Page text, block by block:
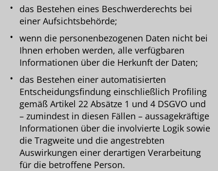
das Bestehen eines Beschwerderechts bei
einer Aufsichtsbehörde;
wenn die personenbezogenen Daten nicht bei
Ihnen erhoben werden, alle verfügbaren
Informationen über die Herkunft der Daten;
das Bestehen einer automatisierten
Entscheidungsfindung einschließlich Profiling
gemäß Artikel 22 Absätze 1 und 4 DSGVO und
– zumindest in diesen Fällen – aussagekräftige
Informationen über die involvierte Logik sowie
die Tragweite und die angestrebten
Auswirkungen einer derartigen Verarbeitung
für die betroffene Person.